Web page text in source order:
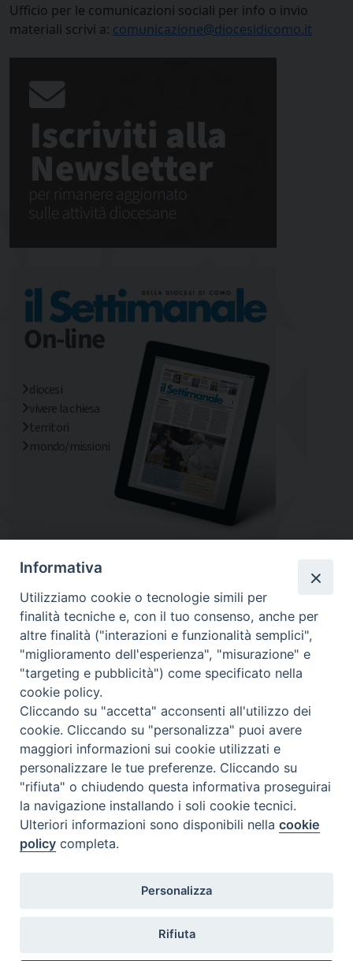
Ufficio per le comunicazioni sociali per info o invio
materiali scrivi a: comunicazione@diocesidicomo.it
diocesi
vivere la chiesa
territori
mondo/missioni
Diocesi
di Como
Diocesi di Como | piazza Grimoldi, 5
Riproduzione solo con permesso.
Iscriviti alla Newsletter
Informativa
Utilizziamo cookie o tecnologie simili per
finalità tecniche e, con il tuo consenso, anche per
altre finalità ("interazioni e funzionalità semplici",
"miglioramento dell'esperienza", "misurazione" e
"targeting e pubblicità") come specificato nella
cookie policy.
Cliccando su "accetta" acconsenti all'utilizzo dei
cookie. Cliccando su "personalizza" puoi avere
maggiori informazioni sui cookie utilizzati e
personalizzare le tue preferenze. Cliccando su
"rifiuta" o chiudendo questa informativa proseguirai
la navigazione installando i soli cookie tecnici.
Ulteriori informazioni sono disponibili nellacookie
policy completa.
Personalizza
Rifiuta